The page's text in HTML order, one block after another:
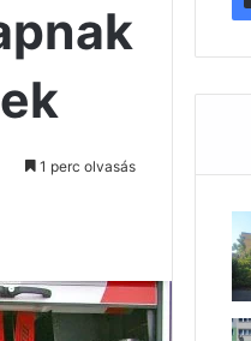
1 perc olvasás